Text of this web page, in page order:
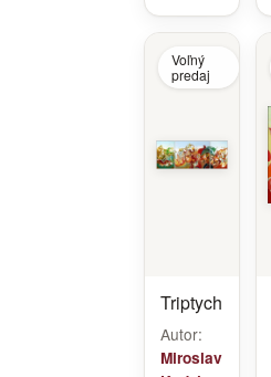
Voľný
predaj
Triptych
Autor:
Miroslav